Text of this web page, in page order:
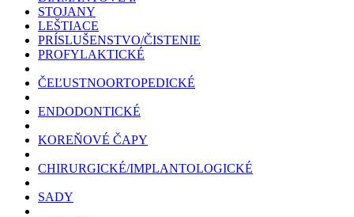
STOJANY
LEŠTIACE
PRÍSLUŠENSTVO/ČISTENIE
PROFYLAKTICKÉ
ČEĽUSTNOORTOPEDICKÉ
ENDODONTICKÉ
KOREŇOVÉ ČAPY
CHIRURGICKÉ/IMPLANTOLOGICKÉ
SADY